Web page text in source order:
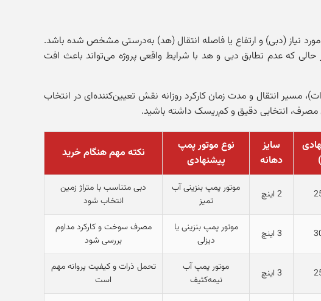
نیاز (دبی) و ارتفاع یا فاصله انتقال (هد) به‌درستی مشخص شده باشد.
حالی که عدم تطابق دبی و هد با شرایط واقعی پروژه می‌تواند باعث افت
مسیر انتقال و مدت زمان کارکرد روزانه نقش تعیین‌کننده‌ای در انتخاب
انتخابی دقیق و کم‌ریسک داشته باشید.
سایز
دهانه
نوع موتور پمپ
پیشنهادی
نکته مهم هنگام خرید
2 اینچ
موتور پمپ بنزینی آب
تمیز
دبی متناسب با متراژ زمین
انتخاب شود
3 اینچ
موتور پمپ بنزینی یا
دیزلی
مصرف سوخت و کارکرد مداوم
بررسی شود
3 اینچ
موتور پمپ آب
نیمه‌کثیف
تحمل ذرات و کیفیت پروانه مهم
است